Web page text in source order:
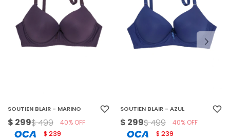
SOUTIEN BLAIR - MARINO
$ 299$499 40
$ 239
SOUTIEN BLAIR - AZUL
$ 299$499 40
$ 239